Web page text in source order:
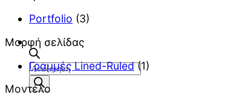
Αναζήτηση
προϊόντων
Portfolio (3)
Μορφή σελίδας
Γραμμές Lined-Ruled (1)
Μοντέλο